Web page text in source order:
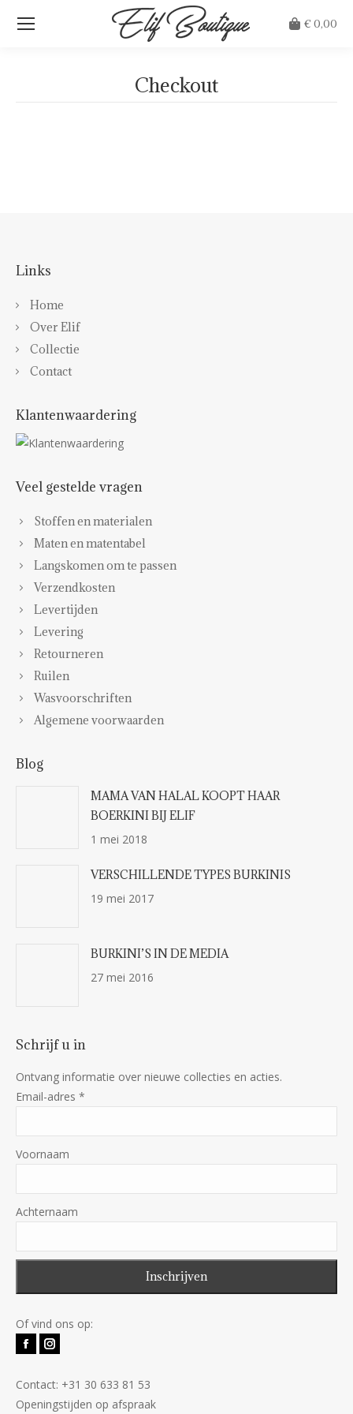
€0,00
Checkout
Links
Home
Over Elif
Collectie
Contact
Klantenwaardering
Veel gestelde vragen
Stoffen en materialen
Maten en matentabel
Langskomen om te passen
Verzendkosten
Levertijden
Levering
Retourneren
Ruilen
Wasvoorschriften
Algemene voorwaarden
Blog
MAMA VAN HALAL KOOPT HAAR
BOERKINI BIJ ELIF
1 mei 2018
VERSCHILLENDE TYPES BURKINIS
19 mei 2017
BURKINI’S IN DE MEDIA
27 mei 2016
Schrijf u in
Ontvang informatie over nieuwe collecties en acties.
Email-adres *
Voornaam
Achternaam
Of vind ons op:
FacebookInstagram
Contact: +31 30 633 81 53
Openingstijden op afspraak